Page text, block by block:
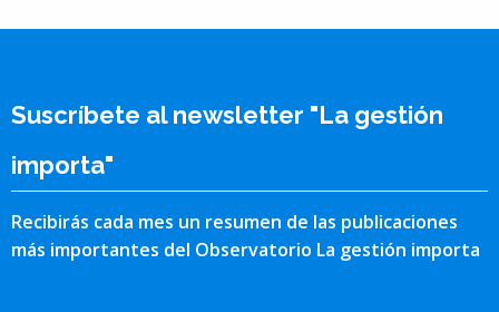
Suscríbete al newsletter "La gestión
importa"
Recibirás cada mes un resumen de las publicaciones
más importantes del Observatorio La gestión importa